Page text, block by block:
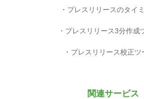
プレスリリースのタイ
プレスリリース3分作成
プレスリリース校正ツ
関連サービス